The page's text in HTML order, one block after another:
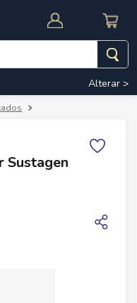
Alterar >
Sustagen